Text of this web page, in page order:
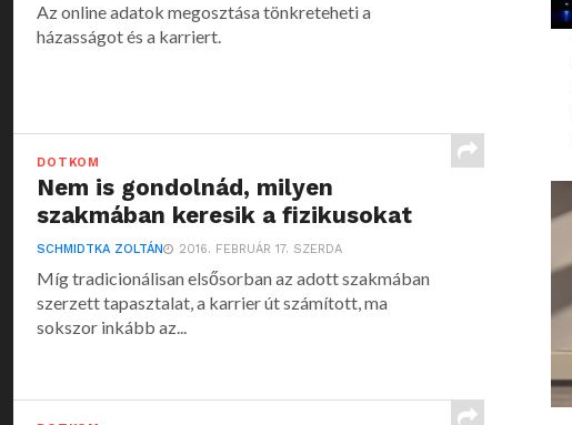
Az online adatok megosztása tönkreteheti a
házasságot és a karriert.
DOTKOM
Nem is gondolnád, milyen
szakmában keresik a fizikusokat
SCHMIDTKA ZOLTÁN 2016. FEBRUÁR 17. SZERDA
Míg tradicionálisan elsősorban az adott szakmában
szerzett tapasztalat, a karrier út számított, ma
sokszor inkább az...